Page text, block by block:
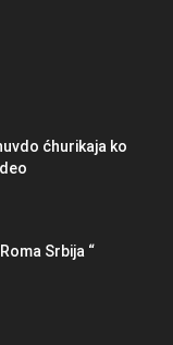
ćhurikaja ko
Srbija “